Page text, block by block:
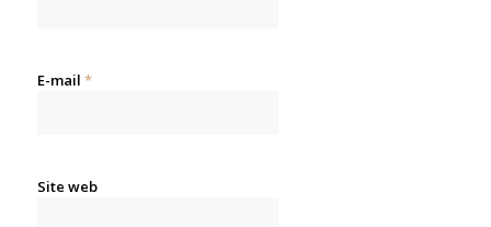
E-mail *
Site web